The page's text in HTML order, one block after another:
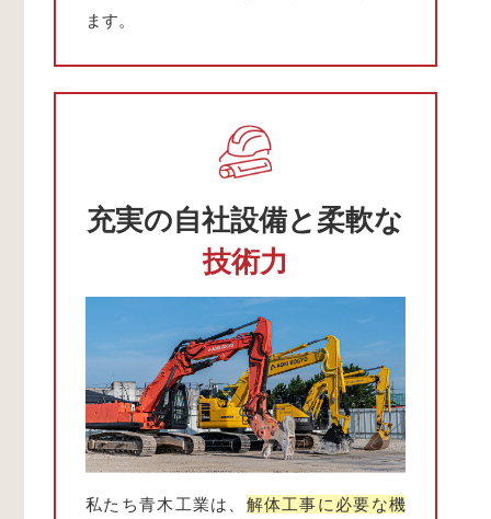
ます。
充実の自社設備と柔軟な
技術力
私たち青木工業は、 解体工事に必要な機